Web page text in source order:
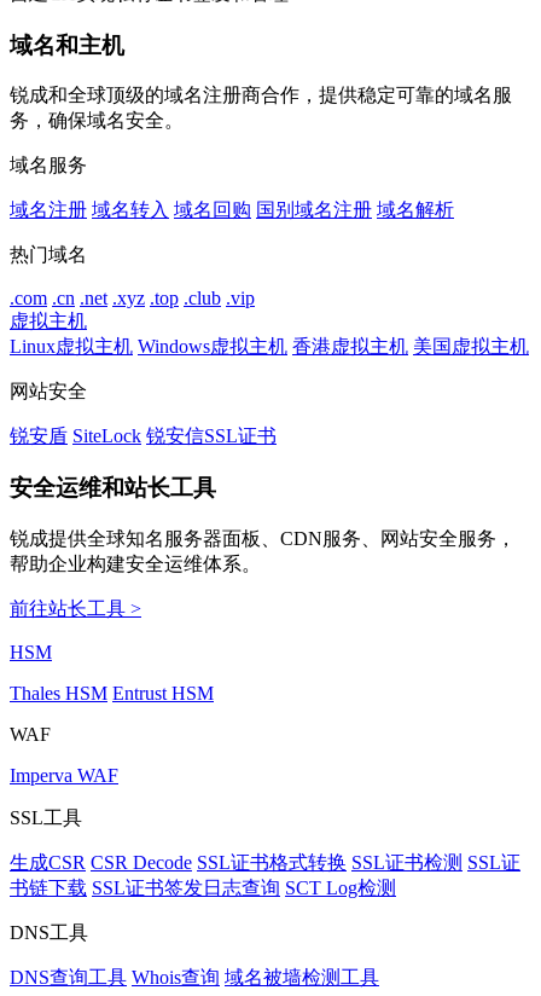
域名和主机
锐成和全球顶级的域名注册商合作，提供稳定可靠的域名服
务，确保域名安全。
域名服务
域名注册 域名转入 域名回购 国别域名注册 域名解析
热门域名
.com .cn .net .xyz .top .club .vip
虚拟主机
Linux虚拟主机 Windows虚拟主机 香港虚拟主机 美国虚拟主机
网站安全
锐安盾 SiteLock 锐安信SSL证书
安全运维和站长工具
锐成提供全球知名服务器面板、CDN服务、网站安全服务，
帮助企业构建安全运维体系。
前往站长工具 >
HSM
Thales HSM Entrust HSM
WAF
Imperva WAF
SSL工具
生成CSR CSR Decode SSL证书格式转换 SSL证书检测 SSL证
书链下载 SSL证书签发日志查询 SCT Log检测
DNS工具
DNS查询工具 Whois查询 域名被墙检测工具